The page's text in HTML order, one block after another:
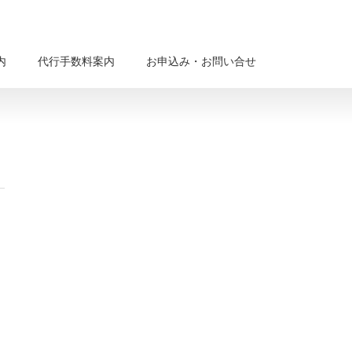
代行手数料案内 お申込み・お問い合せ